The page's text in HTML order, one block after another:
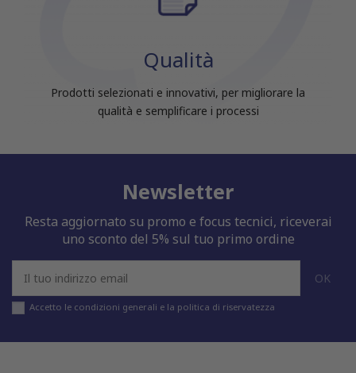
Qualità
Prodotti selezionati e innovativi, per migliorare la
qualità e semplificare i processi
Newsletter
Resta aggiornato su promo e focus tecnici, riceverai
uno sconto del 5% sul tuo primo ordine
Accetto le condizioni generali e la politica di riservatezza